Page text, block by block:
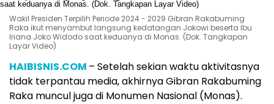
Wakil Presiden Terpilih Periode 2024 - 2029 Gibran Rakabuming
Raka ikut menyambut langsung kedatangan Jokowi beserta Ibu
Iriana Joko Widodo saat keduanya di Monas. (Dok. Tangkapan
Layar Video)
HAIBISNIS.COM – Setelah sekian waktu aktivitasnya
tidak terpantau media, akhirnya Gibran Rakabuming
Raka muncul juga di Monumen Nasional (Monas).